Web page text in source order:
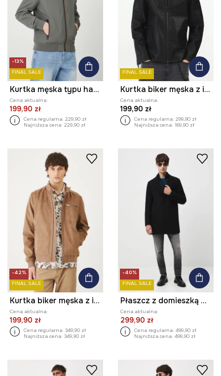
-13%
FINAL SALE
Kurtka męska typu harrington gładka kolor szary
Cena aktualna:
199,90 zł
Cena regularna: 229,90 zł
Najniższa cena: 229,90 zł
FINAL SALE
Kurtka biker męska z imitacji skóry kolor czarny
Cena aktualna:
199,90 zł
Cena regularna: 299,90 zł
Najniższa cena: 169,90 zł
-42%
FINAL SALE
Kurtka biker męska z imitacji zamszu kolor brązowy
Cena aktualna:
199,90 zł
Cena regularna: 349,90 zł
Najniższa cena: 349,90 zł
-40%
FINAL SALE
Płaszcz z domieszką wełny męski gładki
Cena aktualna:
299,90 zł
Cena regularna: 499,90 zł
Najniższa cena: 499,90 zł